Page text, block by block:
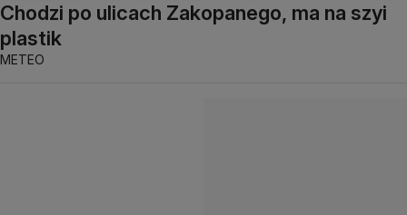
Chodzi po ulicach Zakopanego, ma na szyi
plastik
METEO